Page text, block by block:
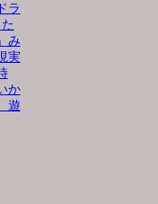
ラ
み
実
か
遊